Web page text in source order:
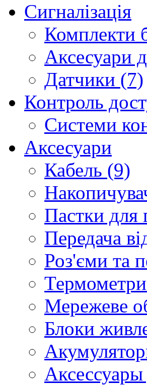
Сигналізація
Комплекти
Аксесуари
Датчики (7)
Контроль
Системи
Аксесуари
Кабель (9)
Пастки для
Передача
Роз'єми та
Мережеве
Блоки